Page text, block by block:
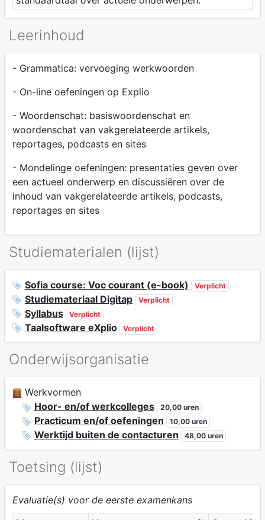
Leerinhoud
- Grammatica: vervoeging werkwoorden
- On-line oefeningen op Explio
- Woordenschat: basiswoordenschat en
woordenschat van vakgerelateerde artikels,
reportages, podcasts en sites
- Mondelinge oefeningen: presentaties geven over
een actueel onderwerp en discussiëren over de
inhoud van vakgerelateerde artikels, podcasts,
reportages en sites
Studiematerialen (lijst)
Sofia course: Voc courant (e-book) Verplicht
Studiemateriaal Digitap Verplicht
Syllabus Verplicht
Taalsoftware eXplio Verplicht
Onderwijsorganisatie
Werkvormen
Hoor- en/of werkcolleges
20,00 uren
Practicum en/of oefeningen 10,00 uren
Werktijd buiten de contacturen 48,00 uren
Toetsing (lijst)
Evaluatie(s) voor de eerste examenkans